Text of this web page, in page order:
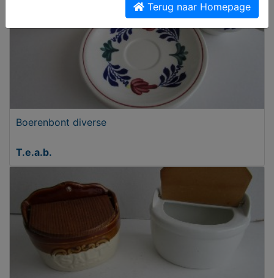
Boerenbont diverse
T.e.a.b.
Terug naar Homepage